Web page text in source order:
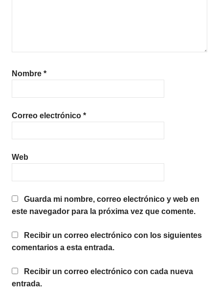
Nombre *
Correo electrónico *
Web
Guarda mi nombre, correo electrónico y web en
este navegador para la próxima vez que comente.
Recibir un correo electrónico con los siguientes
comentarios a esta entrada.
Recibir un correo electrónico con cada nueva
entrada.